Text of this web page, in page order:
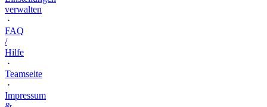
verwalten
·
FAQ
/
Hilfe
·
Teamseite
·
Impressum